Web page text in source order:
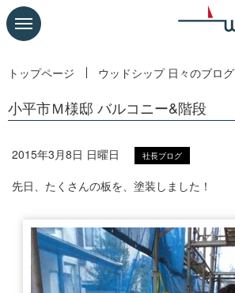
トップページ ウッドシップ 日々のブログ
小平市Ｍ様邸 バルコニー&階段
2015年3月8日 日曜日 社長ブログ
先日、たくさんの板を、塗装しました！